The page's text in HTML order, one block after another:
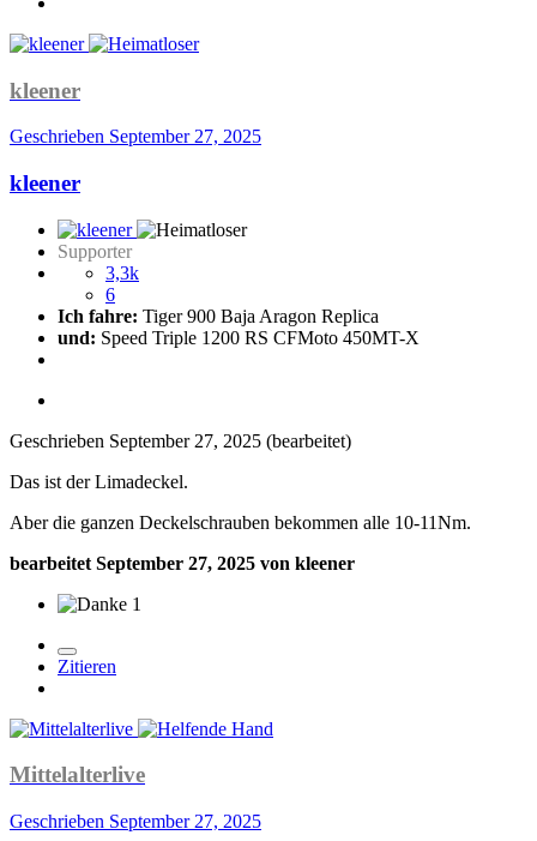
kleener
Geschrieben September 27, 2025
kleener
Supporter
3,3k
6
Ich fahre: Tiger 900 Baja Aragon Replica
und: Speed Triple 1200 RS CFMoto 450MT-X
Geschrieben September 27, 2025 (bearbeitet)
Das ist der Limadeckel.
Aber die ganzen Deckelschrauben bekommen alle 10-11Nm.
bearbeitet September 27, 2025 von kleener
1
Zitieren
Mittelalterlive
Geschrieben September 27, 2025